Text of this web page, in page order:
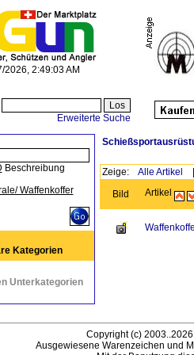
2026, 2:49:03 AM
Erweiterte Suche
Beschreibung
Waffenkoffer
Kategorien
Unterkategorien
Zeige: Alle Artikel
Bild
Artikel
Copyright (c)
Ausgewiesene Warenzeichen und